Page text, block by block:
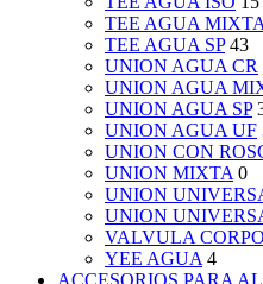
TEE AGUA MIXTA
TEE AGUA SP 43
UNION AGUA CR
UNION AGUA
UNION AGUA SP
UNION AGUA UF
UNION CON
UNION MIXTA 0
UNION
UNION
VALVULA
YEE AGUA 4